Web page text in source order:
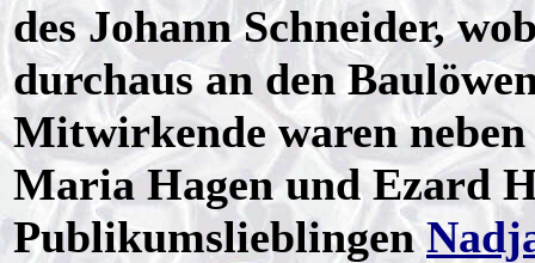
des Johann Schneider,
durchaus an den
Mitwirkende waren
Maria Hagen und Ezard
Publikumslieblingen